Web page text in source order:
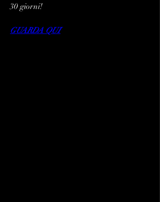
30 giorni!
GUARDA QUI